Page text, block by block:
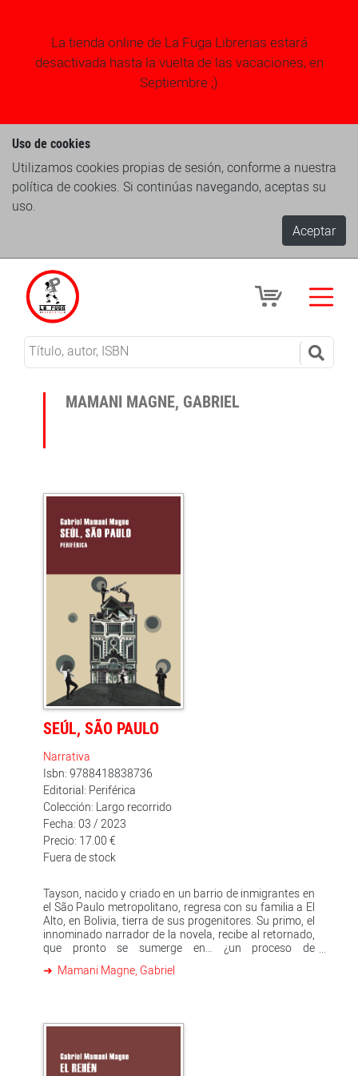
La tienda online de La Fuga Librerias estará
desactivada hasta la vuelta de las vacaciones, en
Septiembre ;)
Uso de cookies
Utilizamos cookies propias de sesión, conforme a nuestra
política de cookies. Si continúas navegando, aceptas su
uso.
Aceptar
MAMANI MAGNE, GABRIEL
SEÚL, SÃO PAULO
Narrativa
Isbn: 9788418838736
Editorial: Periférica
Colección: Largo recorrido
Fecha: 03 / 2023
Precio: 17.00 €
Fuera de stock
Tayson, nacido y criado en un barrio de inmigrantes en
el São Paulo metropolitano, regresa con su familia a El
Alto, en Bolivia, tierra de sus progenitores. Su primo, el
innominado narrador de la novela, recibe al retornado,
que pronto se sumerge en… ¿un proceso de
comunitaria?, ¿en la añoranza por el Brasil perdido?,
exploración que lleva a Tayson y a su primo por el dulce
iniciación que, a ritmo de k-pop y cumbia andina,
discurre entre luces de neón y monolitos preincaicos,
Mamani Magne, Gabriel